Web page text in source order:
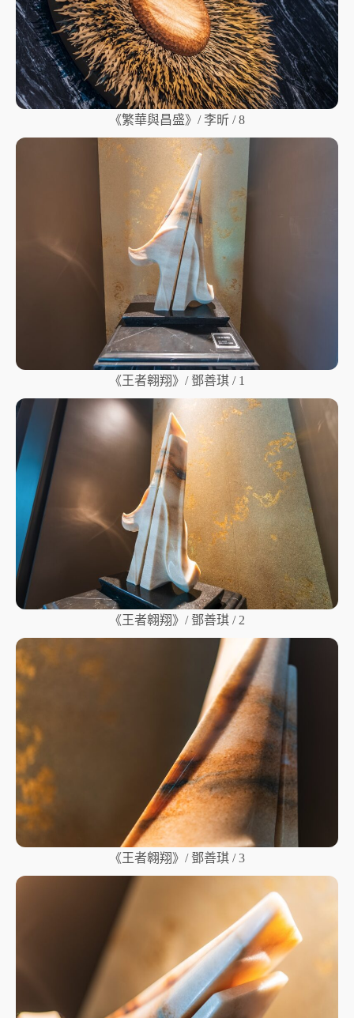
《繁華與昌盛》/ 李昕 / 8
《王者翱翔》/ 鄧善琪 / 1
《王者翱翔》/ 鄧善琪 / 2
《王者翱翔》/ 鄧善琪 / 3